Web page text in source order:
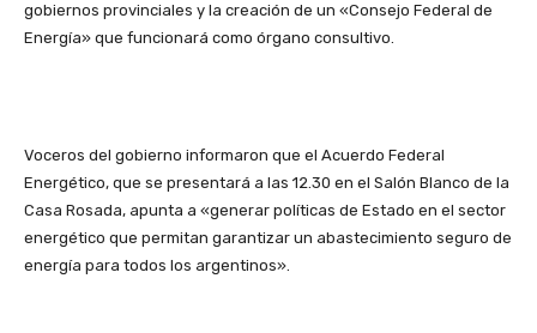
gobiernos provinciales y la creación de un «Consejo Federal de
Energía» que funcionará como órgano consultivo.
Voceros del gobierno informaron que el Acuerdo Federal
Energético, que se presentará a las 12.30 en el Salón Blanco de la
Casa Rosada, apunta a «generar políticas de Estado en el sector
energético que permitan garantizar un abastecimiento seguro de
energía para todos los argentinos».